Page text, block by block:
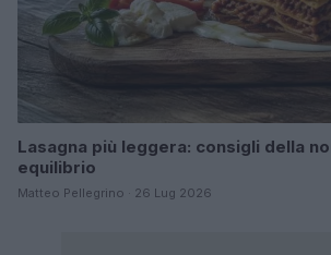
Lasagna più leggera: consigli della
equilibrio
Matteo Pellegrino · 26 Lug 2026